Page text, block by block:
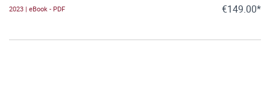
2023 | eBook - PDF €149.00*